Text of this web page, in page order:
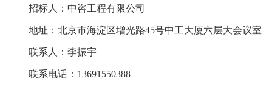
招标人：中咨工程有限公司
地址：北京市海淀区增光路45号中工大厦六层大会议室
联系人：李振宇
联系电话：13691550388